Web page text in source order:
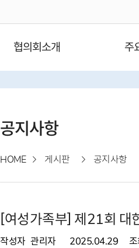
협의회소개 주
공지사항
HOME 게시판 공지사항
[여성가족부] 제21회 대
작성자 관리자 2025.04.29